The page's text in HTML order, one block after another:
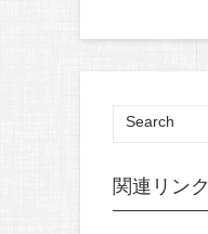
関連リンク